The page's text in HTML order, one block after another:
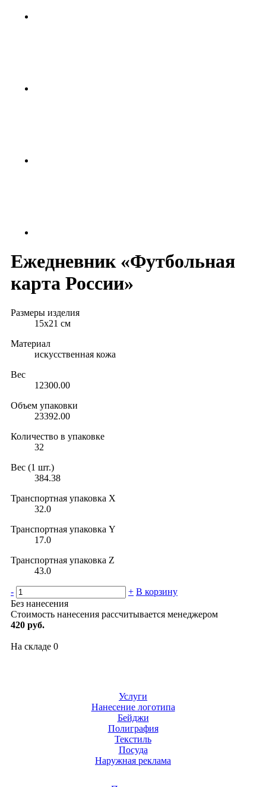
Ежедневник «Футбольная
карта России»
Размеры изделия
15х21 см
Материал
искусственная кожа
Вес
12300.00
Объем упаковки
23392.00
Количество в упаковке
32
Вес (1 шт.)
384.38
Транспортная упаковка X
32.0
Транспортная упаковка Y
17.0
Транспортная упаковка Z
43.0
- + В корзину
Без нанесения
Стоимость нанесения рассчитывается менеджером
420 руб.
На складе 0
Услуги
Нанесение логотипа
Бейджи
Полиграфия
Текстиль
Посуда
Наружная реклама